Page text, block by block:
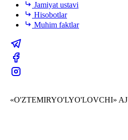
Jamiyat ustavi
Hisobotlar
Muhim faktlar
«O'ZTEMIRYO'LYO'LOVCHI» AJ